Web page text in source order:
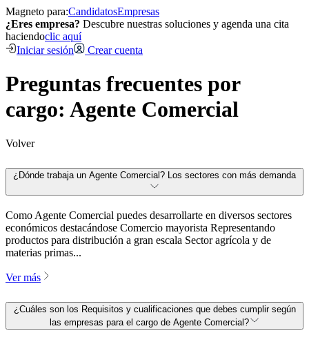
Magneto para:CandidatosEmpresas
¿Eres empresa? Descubre nuestras soluciones y agenda una cita
haciendoclic aquí
Iniciar sesión
Crear cuenta
Preguntas frecuentes por
cargo: Agente Comercial
Volver
¿Dónde trabaja un Agente Comercial? Los sectores con más demanda
Como Agente Comercial puedes desarrollarte en diversos sectores
económicos destacándose Comercio mayorista Representando
productos para distribución a gran escala Sector agrícola y de
materias primas...
Ver más
¿Cuáles son los Requisitos y cualificaciones que debes cumplir según
las empresas para el cargo de Agente Comercial?